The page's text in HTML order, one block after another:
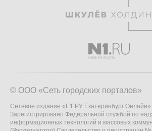
© ООО «Сеть городских порталов»
Сетевое издание «Е1.РУ Екатеринбург Онлайн»
Зарегистрировано Федеральной службой по
информационных технологий и массовых